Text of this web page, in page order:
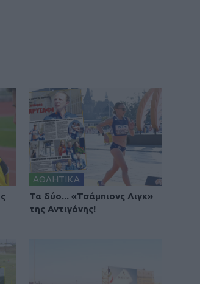
ΑΘΛΗΤΙΚΑ
Τα δύο... «Τσάμπιονς Λιγκ»
της Αντιγόνης!